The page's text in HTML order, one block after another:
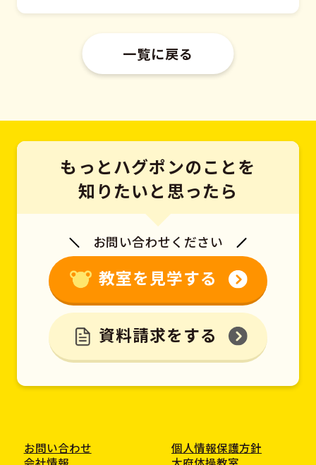
一覧に戻る
もっとハグポンのことを
知りたいと思ったら
お問い合わせください
教室を見学する
資料請求をする
お問い合わせ
個人情報保護方針
会社情報
大府体操教室